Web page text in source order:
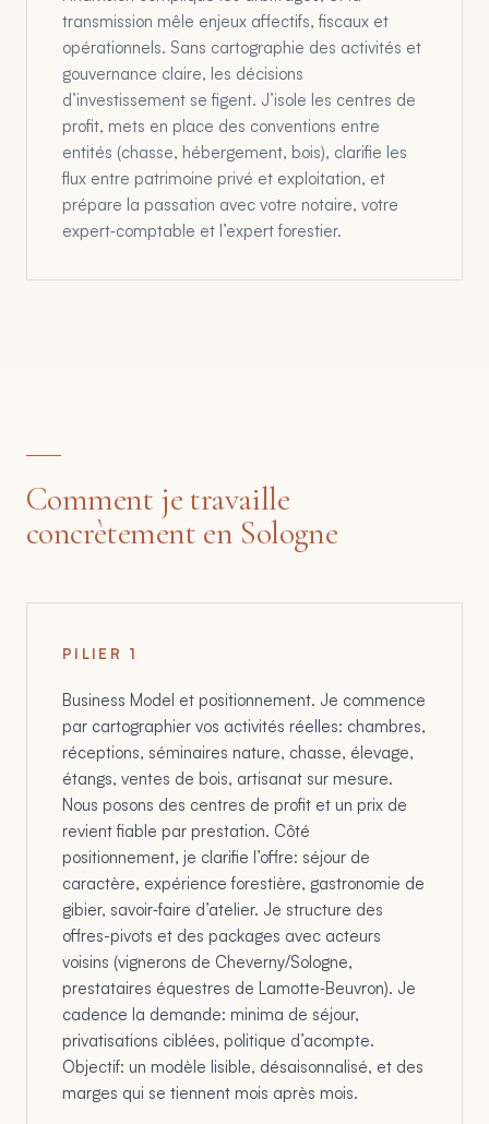
transmission mêle enjeux affectifs, fiscaux et
opérationnels. Sans cartographie des activités et
gouvernance claire, les décisions
d’investissement se figent. J’isole les centres de
profit, mets en place des conventions entre
entités (chasse, hébergement, bois), clarifie les
flux entre patrimoine privé et exploitation, et
prépare la passation avec votre notaire, votre
expert‑comptable et l’expert forestier.
Comment je travaille
concrètement en Sologne
PILIER 1
Business Model et positionnement. Je commence
par cartographier vos activités réelles: chambres,
réceptions, séminaires nature, chasse, élevage,
étangs, ventes de bois, artisanat sur mesure.
Nous posons des centres de profit et un prix de
revient fiable par prestation. Côté
positionnement, je clarifie l’offre: séjour de
caractère, expérience forestière, gastronomie de
gibier, savoir‑faire d’atelier. Je structure des
offres-pivots et des packages avec acteurs
voisins (vignerons de Cheverny/Sologne,
prestataires équestres de Lamotte‑Beuvron). Je
cadence la demande: minima de séjour,
privatisations ciblées, politique d’acompte.
Objectif: un modèle lisible, désaisonnalisé, et des
marges qui se tiennent mois après mois.